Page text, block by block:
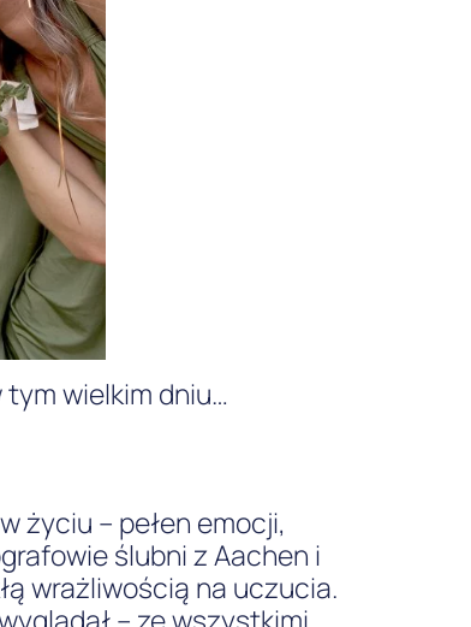
tym wielkim dniu…
życiu – pełen emocji,
ślubni z Aachen i
wrażliwością na uczucia.
– ze wszystkimi